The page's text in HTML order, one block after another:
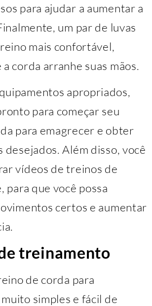
para ajudar a aumentar a
um par de luvas
mais confortável,
corda arranhe suas mãos.
apropriados,
para começar seu
para emagrecer e obter
desejados. Além disso, você
vídeos de treinos de
para que você possa
certos e aumentar
treinamento
de corda para
simples e fácil de